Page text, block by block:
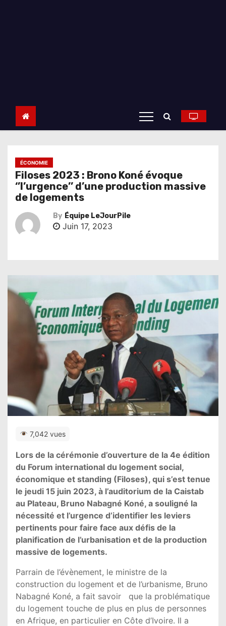
ÉCONOMIE
Filoses 2023 : Brono Koné évoque
‘’l’urgence’’ d’une production massive
de logements
By Équipe LeJourPile
Juin 17, 2023
7,042 vues
Lors de la cérémonie d’ouverture de la 4e édition
du Forum international du logement social,
économique et standing (Filoses), qui s’est tenue
le jeudi 15 juin 2023, à l’auditorium de la Caistab
au Plateau, Bruno Nabagné Koné, a souligné la
nécessité et l’urgence d’identifier les leviers
pertinents pour faire face aux défis de la
planification de l’urbanisation et de la production
massive de logements.
Parrain de l’évènement, le ministre de la
construction du logement et de l’urbanisme, Bruno
Nabagné Koné, a fait savoir que la problématique
du logement touche de plus en plus de personnes
en Afrique, en particulier en Côte d’Ivoire. Il a